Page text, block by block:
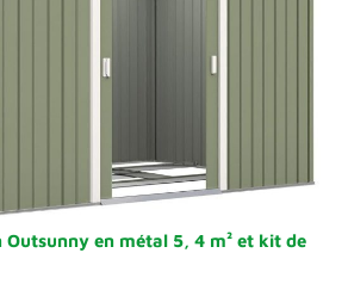
en métal 5, 4 m² et kit de